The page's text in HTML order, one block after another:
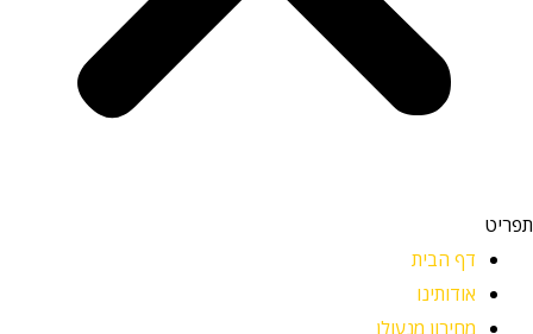
תפריט
דף הבית
אודותינו
מחירון מנעולן